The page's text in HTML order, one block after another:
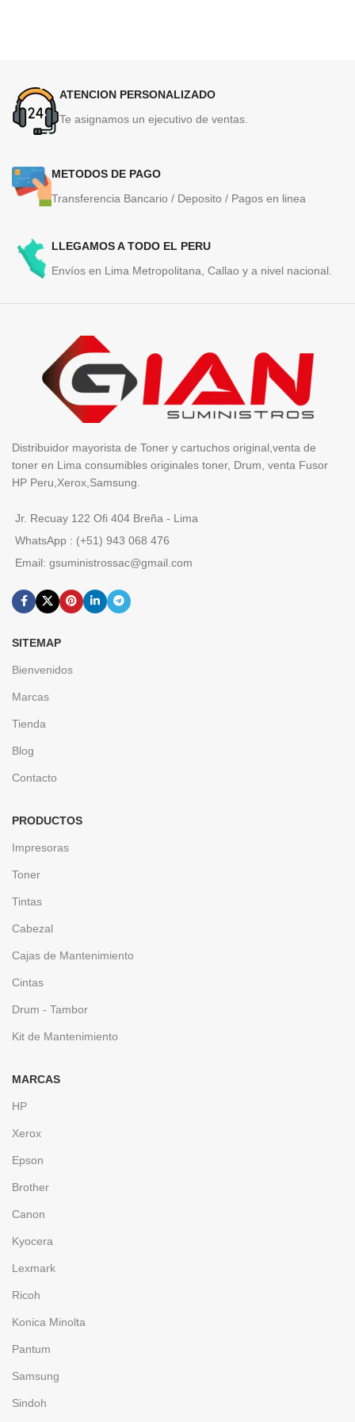
ATENCION PERSONALIZADO
Te asignamos un ejecutivo de ventas.
METODOS DE PAGO
Transferencia Bancario / Deposito / Pagos en linea
LLEGAMOS A TODO EL PERU
Envíos en Lima Metropolitana, Callao y a nivel nacional.
Distribuidor mayorista de Toner y cartuchos original,venta de
toner en Lima consumibles originales toner, Drum, venta Fusor
HP Peru,Xerox,Samsung.
Jr. Recuay 122 Ofi 404 Breña - Lima
WhatsApp : (+51) 943 068 476
Email: gsuministrossac@gmail.com
SITEMAP
Bienvenidos
Marcas
Tienda
Blog
Contacto
PRODUCTOS
Impresoras
Toner
Tintas
Cabezal
Cajas de Mantenimiento
Cintas
Drum - Tambor
Kit de Mantenimiento
MARCAS
HP
Xerox
Epson
Brother
Canon
Kyocera
Lexmark
Ricoh
Konica Minolta
Pantum
Samsung
Sindoh